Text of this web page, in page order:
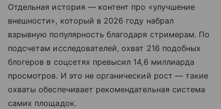
Отдельная история — контент про «улучшение
внешности», который в 2026 году набрал
взрывную популярность благодаря стримерам. По
подсчетам исследователей, охват 216 подобных
блогеров в соцсетях превысил 14,6 миллиарда
просмотров. И это не органический рост — такие
охваты обеспечивает рекомендательная система
самих площадок.